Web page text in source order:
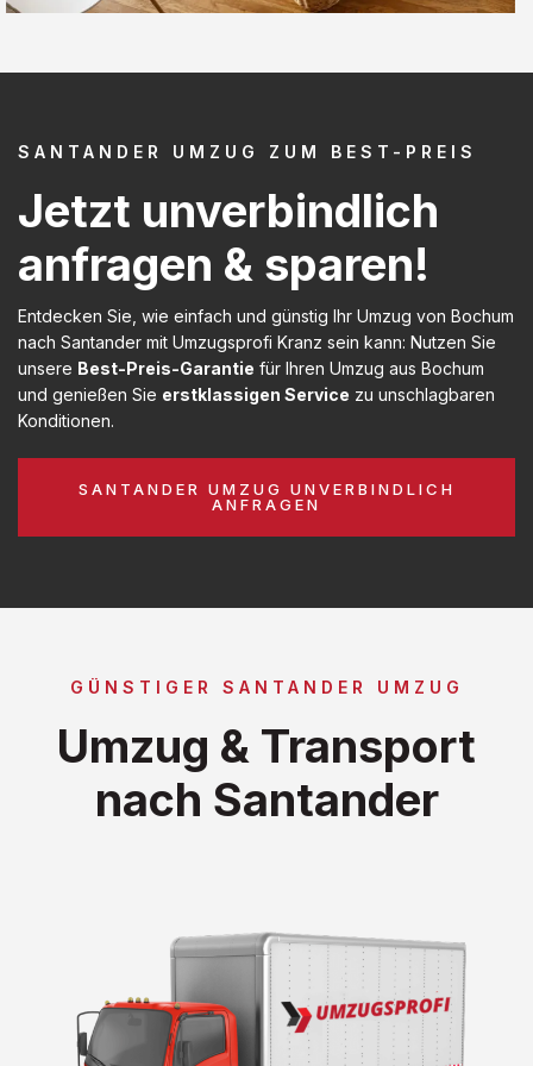
SANTANDER UMZUG ZUM BEST-PREIS
Jetzt unverbindlich
anfragen & sparen!
Entdecken Sie, wie einfach und günstig Ihr Umzug von Bochum
nach Santander mit Umzugsprofi Kranz sein kann: Nutzen Sie
unsere Best-Preis-Garantie für Ihren Umzug aus Bochum
und genießen Sie erstklassigen Service zu unschlagbaren
Konditionen.
SANTANDER UMZUG UNVERBINDLICH
ANFRAGEN
GÜNSTIGER SANTANDER UMZUG
Umzug & Transport
nach Santander